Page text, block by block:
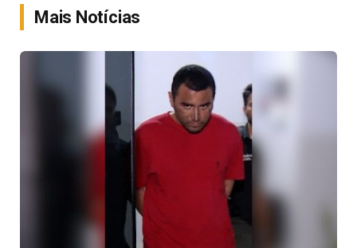
Mais Notícias